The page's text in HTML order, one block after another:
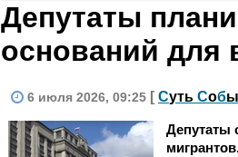
Депутаты
оснований для
6 июля 2026, 09:25 [ Суть Соб
Депутаты